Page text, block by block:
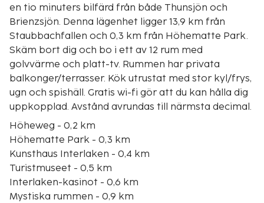
en tio minuters bilfärd från både Thunsjön och
Brienzsjön. Denna lägenhet ligger 13,9 km från
Staubbachfallen och 0,3 km från Höhematte Park.
Skäm bort dig och bo i ett av 12 rum med
golvvärme och platt-tv. Rummen har privata
balkonger/terrasser. Kök utrustat med stor kyl/frys,
ugn och spishäll. Gratis wi-fi gör att du kan hålla dig
uppkopplad. Avstånd avrundas till närmsta decimal.
Höheweg - 0,2 km
Höhematte Park - 0,3 km
Kunsthaus Interlaken - 0,4 km
Turistmuseet - 0,5 km
Interlaken-kasinot - 0,6 km
Mystiska rummen - 0,9 km